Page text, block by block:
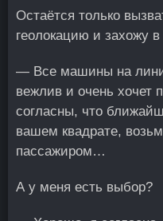
Остаётся только
геолокацию и захожу
— Все машины на
вежлив и очень
согласны, что
вашем квадрате,
пассажиром…
А у меня есть выбор?